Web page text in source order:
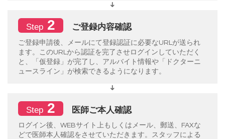
Step 2 ご登録内容確認
ご登録申請後、メールにて登録認証に必要なURLが送られ
ます。このURLから認証を完了させログインしていただく
と、「仮登録」が完了し、アルバイト情報や「ドクターニ
ュースライン」が検索できるようになります。
Step 2 医師ご本人確認
ログイン後、WEBサイト上もしくはメール、郵送、FAXな
どで医師本人確認をさせていただきます。スタッフによる